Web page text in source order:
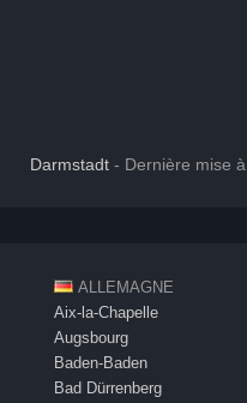
Darmstadt - Dernière mise
ALLEMAGNE
Aix-la-Chapelle
Augsbourg
Baden-Baden
Bad Dürrenberg